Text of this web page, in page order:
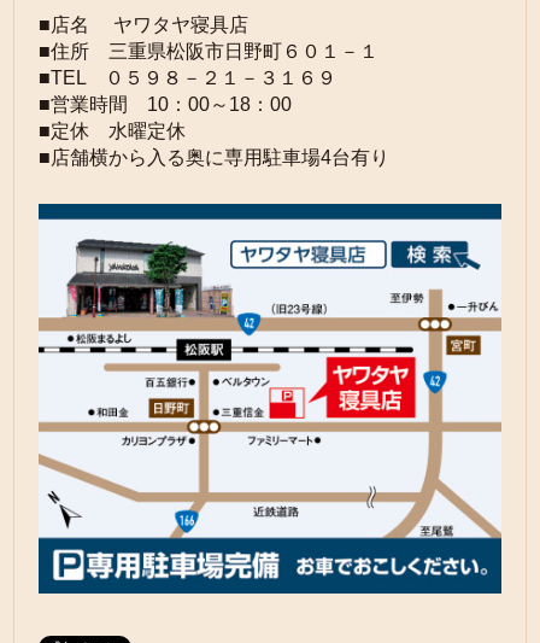
■店名 ヤワタヤ寝具店
■住所 三重県松阪市日野町６０１－１
■TEL ０５９８－２１－３１６９
■営業時間 10：00～18：00
■定休 水曜定休
■店舗横から入る奥に専用駐車場4台有り